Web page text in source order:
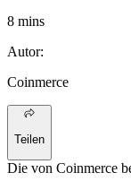
8 mins
Autor:
Coinmerce
Teilen
Die von Coinmerce